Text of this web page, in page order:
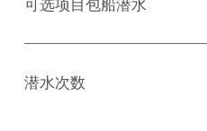
可选项目包船潜水
潜水次数